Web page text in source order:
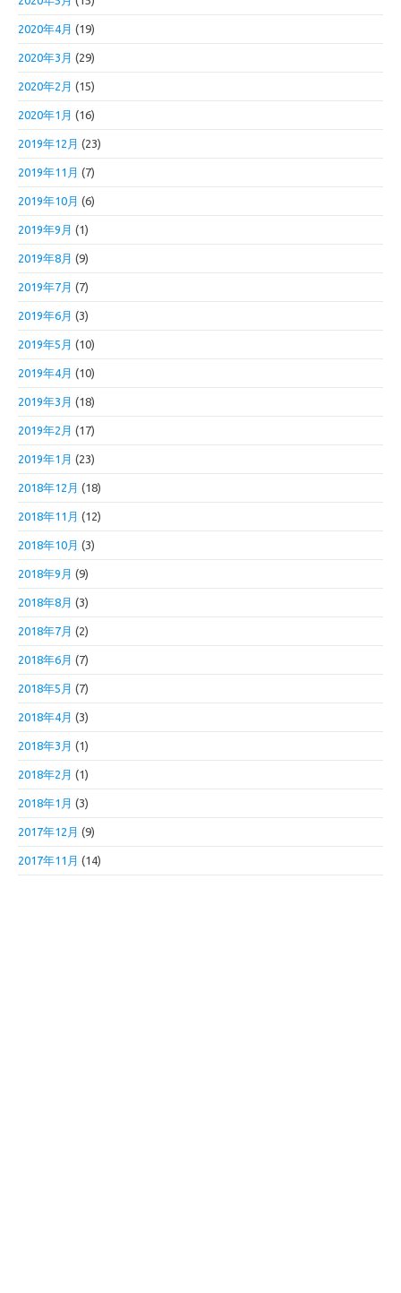
2020年4月 (19)
2020年3月 (29)
2020年2月 (15)
2020年1月 (16)
2019年12月 (23)
2019年11月 (7)
2019年10月 (6)
2019年9月 (1)
2019年8月 (9)
2019年7月 (7)
2019年6月 (3)
2019年5月 (10)
2019年4月 (10)
2019年3月 (18)
2019年2月 (17)
2019年1月 (23)
2018年12月 (18)
2018年11月 (12)
2018年10月 (3)
2018年9月 (9)
2018年8月 (3)
2018年7月 (2)
2018年6月 (7)
2018年5月 (7)
2018年4月 (3)
2018年3月 (1)
2018年2月 (1)
2018年1月 (3)
2017年12月 (9)
2017年11月 (14)